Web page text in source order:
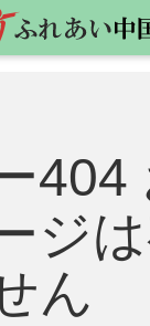
404
ジ
ん